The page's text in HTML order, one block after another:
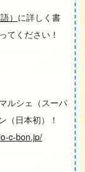
） に詳しく書
てください！
ルシェ（スーパ
（日本初）！
c-bon.jp/